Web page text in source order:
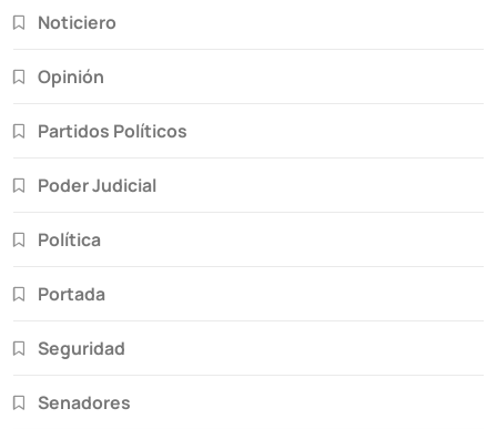
Noticiero
Opinión
Partidos Políticos
Poder Judicial
Política
Portada
Seguridad
Senadores